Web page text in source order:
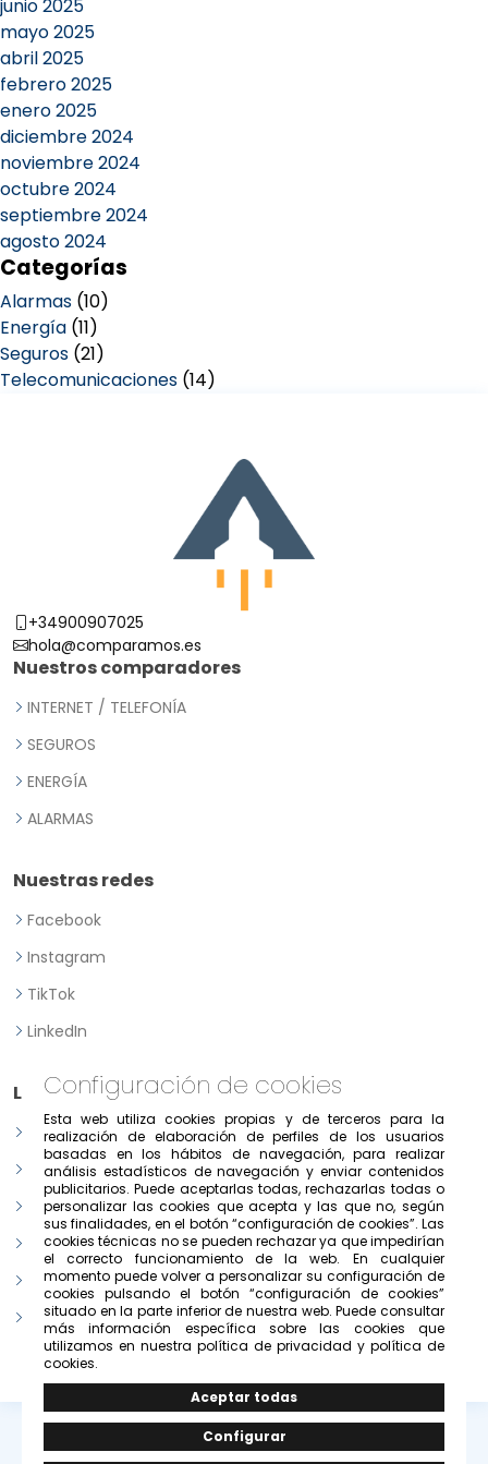
junio 2025
mayo 2025
abril 2025
febrero 2025
enero 2025
diciembre 2024
noviembre 2024
octubre 2024
septiembre 2024
agosto 2024
Categorías
Alarmas (10)
Energía (11)
Seguros (21)
Telecomunicaciones (14)
+34900907025
hola@comparamos.es
Nuestros comparadores
INTERNET / TELEFONÍA
SEGUROS
ENERGÍA
ALARMAS
Nuestras redes
Facebook
Instagram
TikTok
LinkedIn
Legal
Aviso legal
Política de Privacidad
Política de consentimiento previo, expreso e informado
Condiciones de uso del portal
Política de cookies
Configurar cookies
© Copyright 2026 -Grupo Solivesa
Configuración de cookies
Esta web utiliza cookies propias y de terceros para la
realización de elaboración de perfiles de los usuarios
basadas en los hábitos de navegación, para realizar
análisis estadísticos de navegación y enviar contenidos
publicitarios. Puede aceptarlas todas, rechazarlas todas o
personalizar las cookies que acepta y las que no, según
sus finalidades, en el botón “configuración de cookies”. Las
cookies técnicas no se pueden rechazar ya que impedirían
el correcto funcionamiento de la web. En cualquier
momento puede volver a personalizar su configuración de
cookies pulsando el botón “configuración de cookies”
situado en la parte inferior de nuestra web. Puede consultar
más información específica sobre las cookies que
utilizamos en nuestra política de privacidad y política de
cookies.